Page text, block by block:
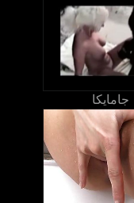
جامايكا